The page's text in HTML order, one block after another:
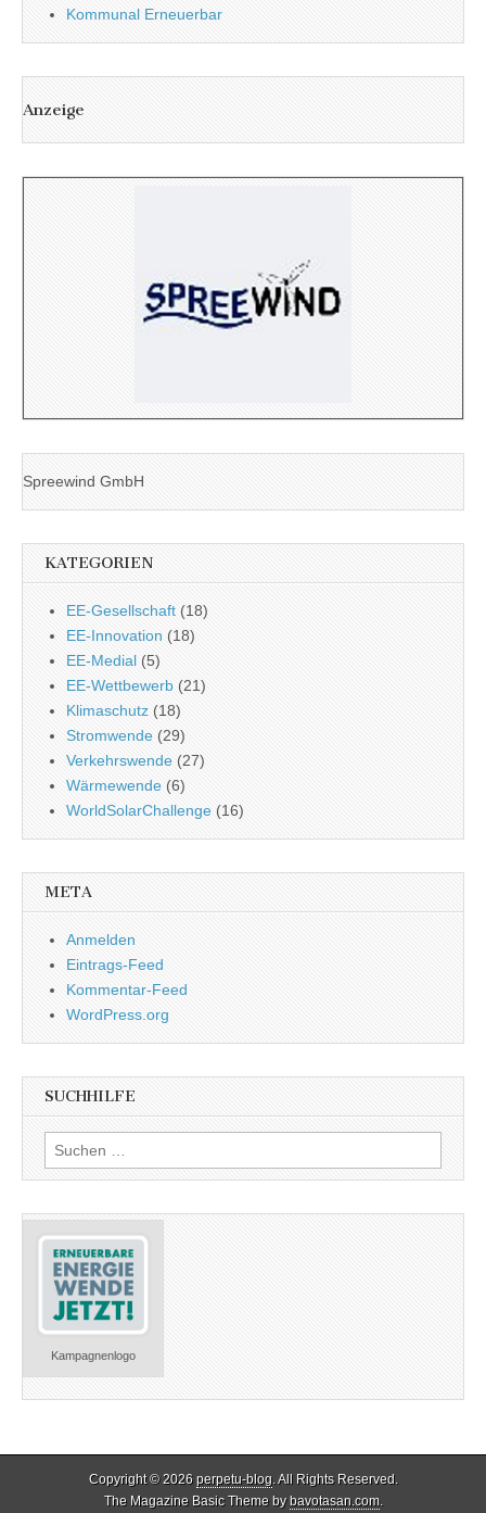
Kommunal Erneuerbar
Anzeige
Spreewind GmbH
KATEGORIEN
EE-Gesellschaft (18)
EE-Innovation (18)
EE-Medial (5)
EE-Wettbewerb (21)
Klimaschutz (18)
Stromwende (29)
Verkehrswende (27)
Wärmewende (6)
WorldSolarChallenge (16)
META
Anmelden
Eintrags-Feed
Kommentar-Feed
WordPress.org
SUCHHILFE
Suchen
nach:
Kampagnenlogo
Copyright © 2026 perpetu-blog. All Rights Reserved.
The Magazine Basic Theme bybavotasan.com.